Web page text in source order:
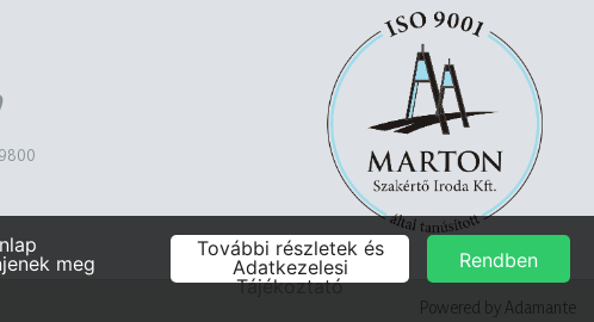
Powered by Adamante